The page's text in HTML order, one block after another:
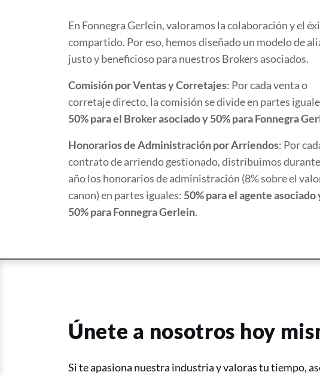
En Fonnegra Gerlein, valoramos la colaboración y el
compartido. Por eso, hemos diseñado un modelo de
justo y beneficioso para nuestros Brokers asociados.
Comisión por Ventas y Corretajes: Por cada venta o
corretaje directo, la comisión se divide en partes
50% para el Broker asociado y 50% para Fonnegra
Honorarios de Administración por Arriendos: Por
contrato de arriendo gestionado, distribuimos
año los honorarios de administración (8% sobre el
canon) en partes iguales: 50% para el agente asociado
50% para Fonnegra Gerlein.
Únete a nosotros hoy
Si te apasiona nuestra industria y valoras tu tiempo,